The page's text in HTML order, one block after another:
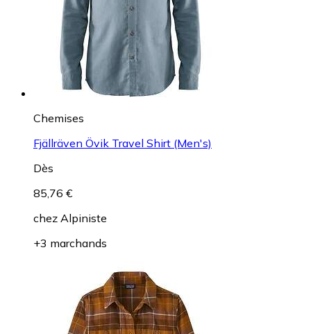
Chemises
Fjällräven Övik Travel Shirt (Men's)
Dès
85,76 €
chez Alpiniste
+3 marchands